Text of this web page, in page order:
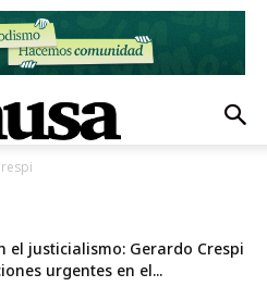
el justicialismo: Gerardo Crespi
urgentes en el...